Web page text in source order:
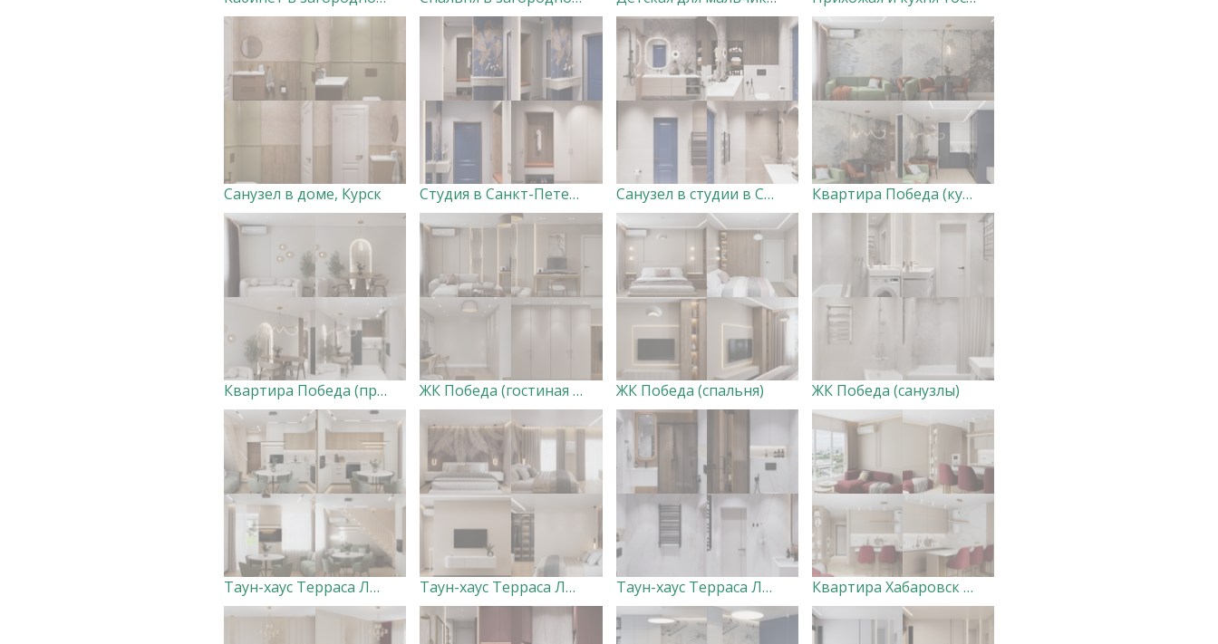
Санузел в доме, Курск Студия в Санкт-Петербурге (прихожая, кухня-гостиная, спальня, балкон) Санузел в студии в Санкт-Петербурге Квартира Победа (кухня-гостиная и прихожая) ВАРИАНТ 2
Квартира Победа (прихожая, кухня-гостиная) ВАРИАНТ 1 ЖК Победа (гостиная с лоджией) ЖК Победа (спальня) ЖК Победа (санузлы)
Таун-хаус Терраса Лофт 1 этаж Таун-хаус Терраса Лофт 2 этаж Таун-хаус Терраса Лофт Санузлы Квартира Хабаровск (кухня-гостиная и холл)